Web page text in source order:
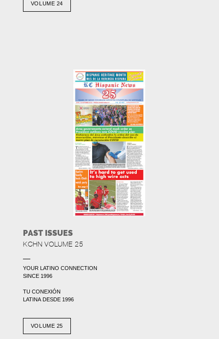
VOLUME 24
PAST ISSUES
KCHN VOLUME 25
YOUR LATINO CONNECTION
SINCE 1996
TU CONEXIÓN
LATINA DESDE 1996
VOLUME 25